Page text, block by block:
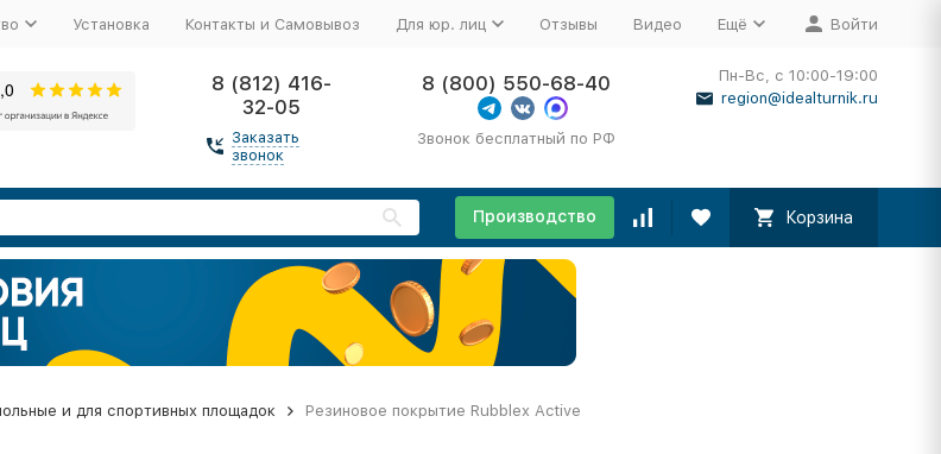
Установка Контакты и Самовывоз Для юр. лиц Отзывы Видео Ещё Войти
8 (812) 416-
32-05
Заказать
звонок
8 (800) 550-68-40
Звонок бесплатный по РФ
Пн-Вс, с 10:00-19:00
region@idealturnik.ru
Производство Корзина
и для спортивных площадок Резиновое покрытие Rubblex Active